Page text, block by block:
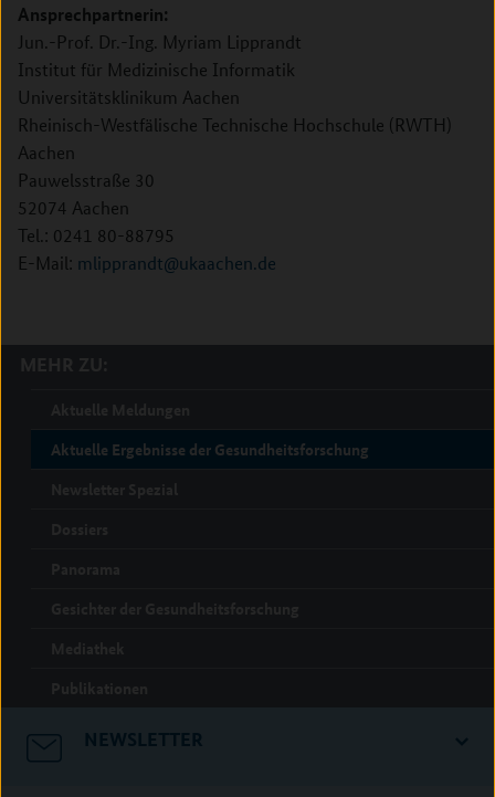
Ansprechpartnerin:
Jun.-Prof. Dr.-Ing. Myriam Lipprandt
Institut für Medizinische Informatik
Universitätsklinikum Aachen
Rheinisch-Westfälische Technische Hochschule (RWTH)
Aachen
Pauwelsstraße 30
52074 Aachen
Tel.: 0241 80-88795
E-Mail: mlipprandt@ukaachen.de
Aktuelle Ergebnisse der Gesundheitsforschung
NEWSLETTER